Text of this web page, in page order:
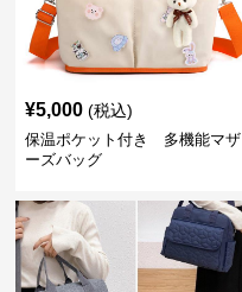
¥5,000 (税込)
保温ポケット付き 多機能マザ
ーズバッグ